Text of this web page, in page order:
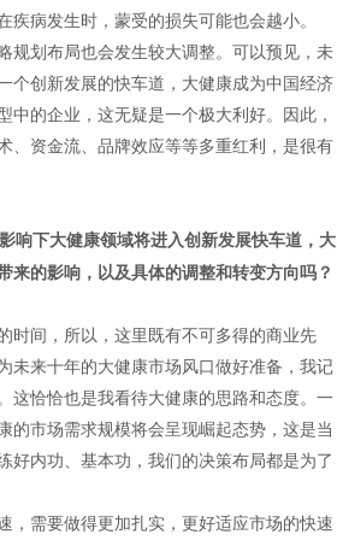
病发生时，蒙受的损失可能也会越小。
规划布局也会发生较大调整。可以预见，未
个创新发展的快车道，大健康成为中国经济
的企业，这无疑是一个极大利好。因此，
、资金流、品牌效应等等多重红利，是很有
响下大健康领域将进入创新发展快车道，大
来的影响，以及具体的调整和转变方向吗？
时间，所以，这里既有不可多得的商业先
未来十年的大健康市场风口做好准备，我记
这恰恰也是我看待大健康的思路和态度。一
的市场需求规模将会呈现崛起态势，这是当
好内功、基本功，我们的决策布局都是为了
，需要做得更加扎实，更好适应市场的快速